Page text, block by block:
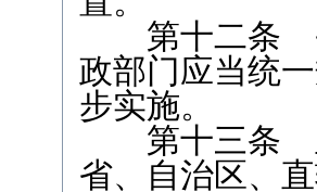
第十二条 省
政部门应当统
步实施。
第十三条 血
省、自治区、